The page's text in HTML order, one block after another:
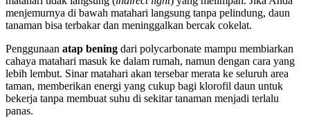
menjemurnya di bawah matahari langsung tanpa pelindung, daun
tanaman bisa terbakar dan meninggalkan bercak cokelat.
Penggunaan atap bening dari polycarbonate mampu membiarkan
cahaya matahari masuk ke dalam rumah, namun dengan cara yang
lebih lembut. Sinar matahari akan tersebar merata ke seluruh area
taman, memberikan energi yang cukup bagi klorofil daun untuk
bekerja tanpa membuat suhu di sekitar tanaman menjadi terlalu
panas.